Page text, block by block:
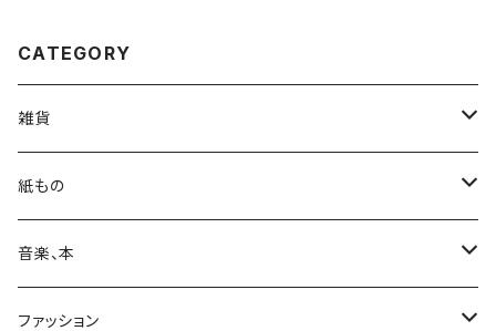
CATEGORY
雑貨
カバン
日用品
収納
装飾
紙もの
Print & Poster
ポストカード
音楽、本
CD
ファッション